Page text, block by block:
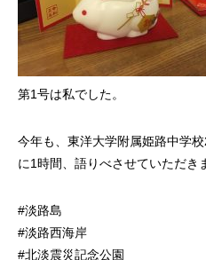
第1号は私でした。
今年も、東洋大学附属姫路中学
に1時間、語りべさせていただき
#淡路島
#淡路西海岸
#北淡震災記念公園